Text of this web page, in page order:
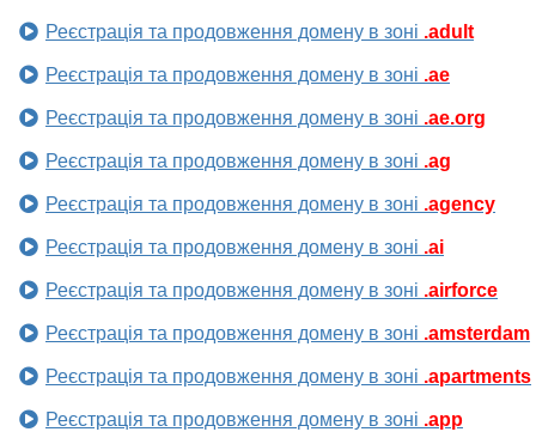
Реєстрація та продовження домену в зоні .adult
Реєстрація та продовження домену в зоні .ae
Реєстрація та продовження домену в зоні .ae.org
Реєстрація та продовження домену в зоні .ag
Реєстрація та продовження домену в зоні .agency
Реєстрація та продовження домену в зоні .ai
Реєстрація та продовження домену в зоні .airforce
Реєстрація та продовження домену в зоні .amsterdam
Реєстрація та продовження домену в зоні .apartments
Реєстрація та продовження домену в зоні .app